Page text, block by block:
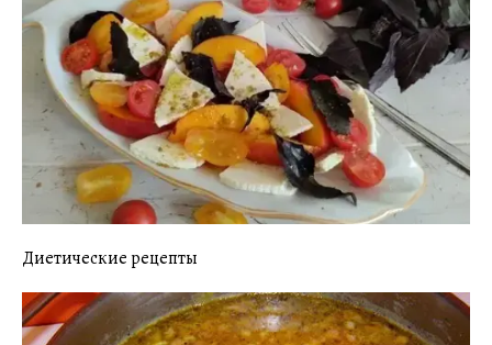
Диетические рецепты